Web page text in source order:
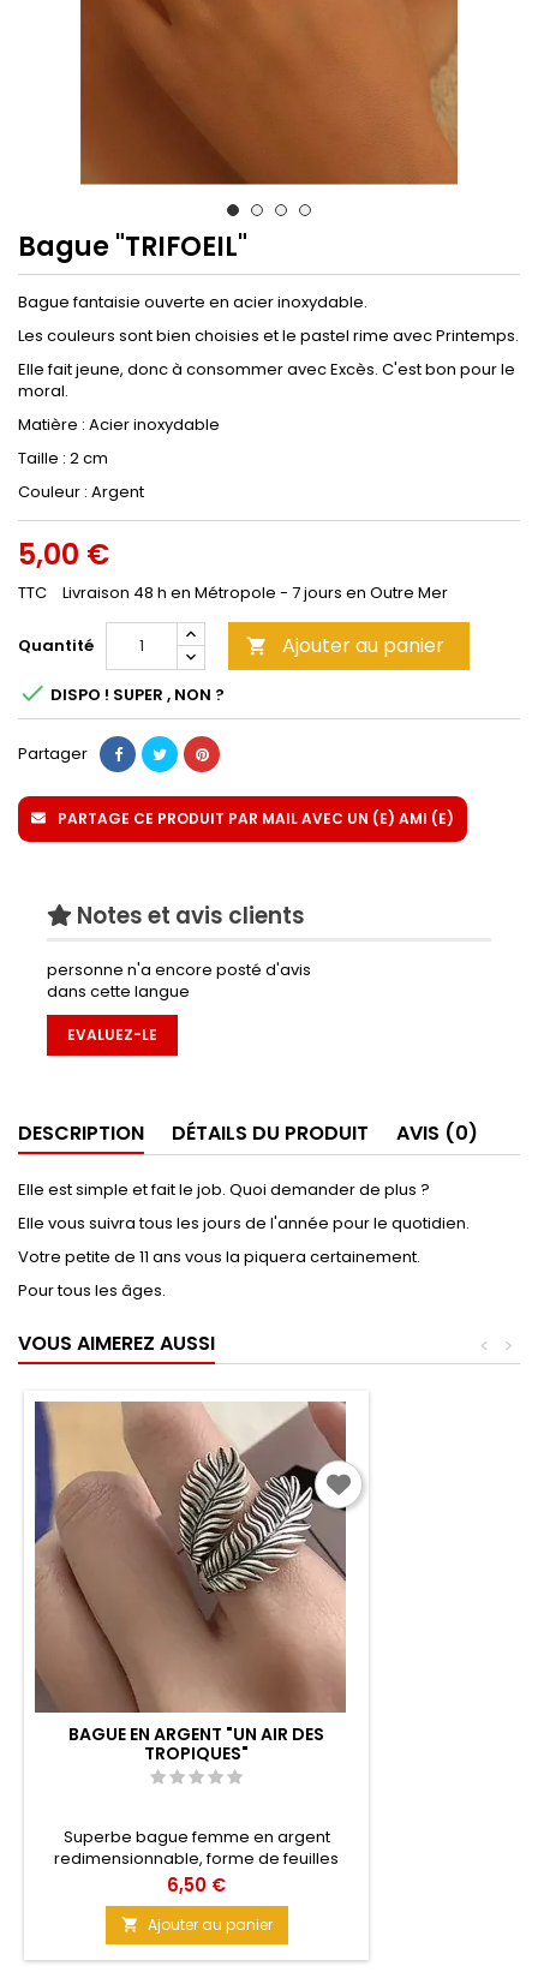
Bague "TRIFOEIL"
Bague fantaisie ouverte en acier inoxydable.
Les couleurs sont bien choisies et le pastel rime avec Printemps.
Elle fait jeune, donc à consommer avec Excès. C'est bon pour le
moral.
Matière : Acier inoxydable
Taille : 2 cm
Couleur : Argent
5,00 €
TTC Livraison 48 h en Métropole - 7 jours en Outre Mer
Quantité  Ajouter au panier
 DISPO ! SUPER , NON ?
Partager
PARTAGE CE PRODUIT PAR MAIL AVEC UN (E) AMI (E)
Notes et avis clients
personne n'a encore posté d'avis
dans cette langue
EVALUEZ-LE
DESCRIPTION DÉTAILS DU PRODUIT AVIS (0)
Elle est simple et fait le job. Quoi demander de plus ?
Elle vous suivra tous les jours de l'année pour le quotidien.
Votre petite de 11 ans vous la piquera certainement.
Pour tous les âges.
VOUS AIMEREZ AUSSI >
<
BAGUE EN ARGENT "UN AIR DES
TROPIQUES"
Superbe bague femme en argent
redimensionnable, forme de feuilles
exotiques. Même sans vernis, votre main
sera sublimée, simplement par ce bijou.
Vous serez à coup sûr subjuguée.
Matière : Argent
Prix
6,50 €
 Ajouter au panier